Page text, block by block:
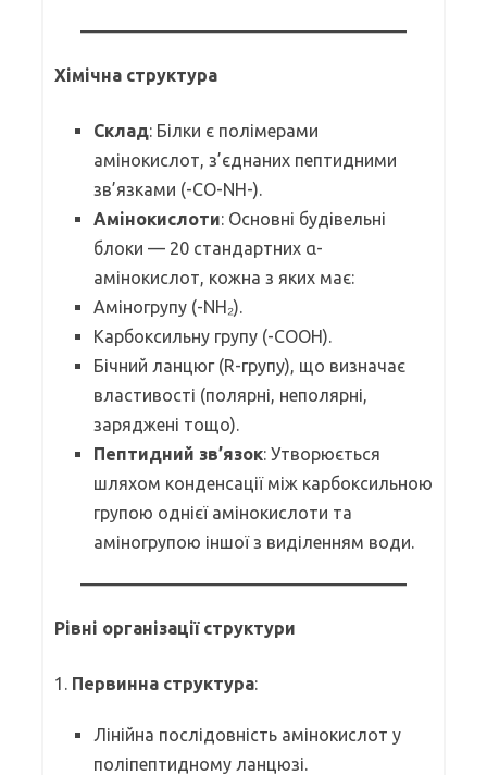
Хімічна структура
Склад: Білки є полімерами
амінокислот, з’єднаних пептидними
зв’язками (-CO-NH-).
Амінокислоти: Основні будівельні
блоки — 20 стандартних α-
амінокислот, кожна з яких має:
Аміногрупу (-NH₂).
Карбоксильну групу (-COOH).
Бічний ланцюг (R-групу), що визначає
властивості (полярні, неполярні,
заряджені тощо).
Пептидний зв’язок: Утворюється
шляхом конденсації між карбоксильною
групою однієї амінокислоти та
аміногрупою іншої з виділенням води.
Рівні організації структури
1. Первинна структура:
Лінійна послідовність амінокислот у
поліпептидному ланцюзі.